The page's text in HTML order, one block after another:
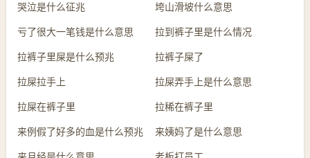
哭泣是什么征兆 垮山滑坡什么意思
亏了很大一笔钱是什么意思 拉到裤子里是什么情况
拉裤子里屎是什么预兆 拉裤子屎了
拉屎拉手上 拉屎弄手上是什么意思
拉屎在裤子里 拉稀在裤子里
来例假了好多的血是什么预兆 来姨妈了是什么意思